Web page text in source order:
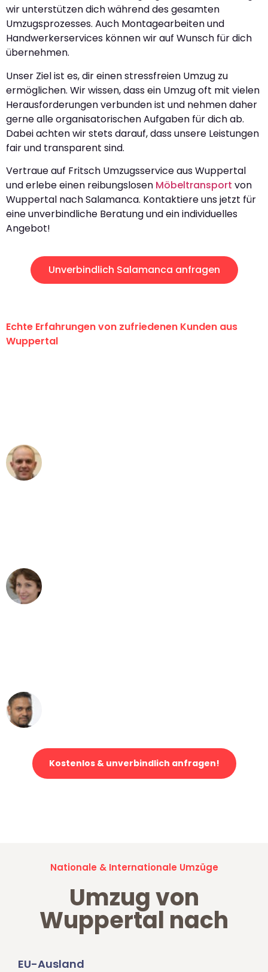
wir unterstützen dich während des gesamten
Umzugsprozesses. Auch Montagearbeiten und
Handwerkerservices können wir auf Wunsch für dich
übernehmen.
Unser Ziel ist es, dir einen stressfreien Umzug zu
ermöglichen. Wir wissen, dass ein Umzug oft mit vielen
Herausforderungen verbunden ist und nehmen daher
gerne alle organisatorischen Aufgaben für dich ab.
Dabei achten wir stets darauf, dass unsere Leistungen
fair und transparent sind.
Vertraue auf Fritsch Umzugsservice aus Wuppertal
und erlebe einen reibungslosen Möbeltransport von
Wuppertal nach Salamanca. Kontaktiere uns jetzt für
eine unverbindliche Beratung und ein individuelles
Angebot!
Unverbindlich Salamanca anfragen
Echte Erfahrungen von zufriedenen Kunden aus
Wuppertal
Kostenlos & unverbindlich anfragen!
Nationale & Internationale Umzüge
Umzug von
Wuppertal nach
EU-Ausland